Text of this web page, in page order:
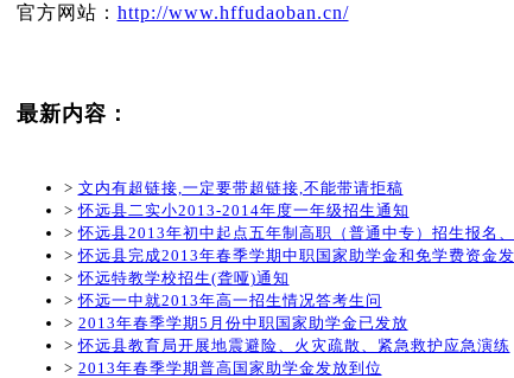
官方网站： http://www.hffudaoban.cn/
最新内容：
> 文内有超链接,一定要带超链接,不能带请拒稿
>怀远县二实小2013-2014年度一年级招生通知
>怀远县2013年初中起点五年制高职（普通中专）招生报名
>怀远县完成2013年春季学期中职国家助学金和免学费资金
>怀远特教学校招生(聋哑)通知
>怀远一中就2013年高一招生情况答考生问
> 2013年春季学期5月份中职国家助学金已发放
>怀远县教育局开展地震避险、火灾疏散、紧急救护应急演练
> 2013年春季学期普高国家助学金发放到位